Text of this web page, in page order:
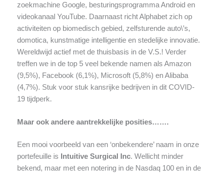
zoekmachine Google, besturingsprogramma Android en
videokanaal YouTube. Daarnaast richt Alphabet zich op
activiteiten op biomedisch gebied, zelfsturende auto\’s,
domotica, kunstmatige intelligentie en stedelijke innovatie.
Wereldwijd actief met de thuisbasis in de V.S.! Verder
treffen we in de top 5 veel bekende namen als Amazon
(9,5%), Facebook (6,1%), Microsoft (5,8%) en Alibaba
(4,7%). Stuk voor stuk kansrijke bedrijven in dit COVID-
19 tijdperk.
Maar ook andere aantrekkelijke posities…….
Een mooi voorbeeld van een ‘onbekendere’ naam in onze
portefeuille is
Intuitive Surgical Inc. Wellicht minder
bekend, maar met een notering in de Nasdaq 100 en in de